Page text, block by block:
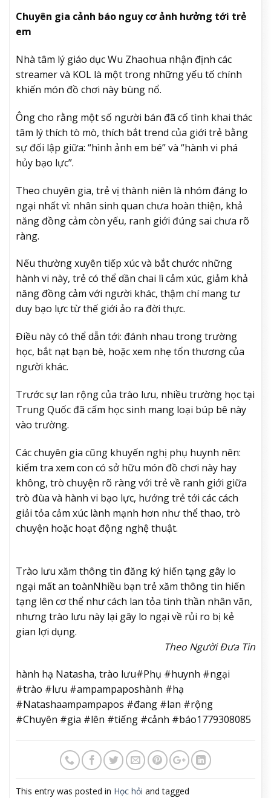
Chuyên gia cảnh báo nguy cơ ảnh hưởng tới trẻ
em
Nhà tâm lý giáo dục Wu Zhaohua nhận định các
streamer và KOL là một trong những yếu tố chính
khiến món đồ chơi này bùng nổ.
Ông cho rằng một số người bán đã cố tình khai thác
tâm lý thích tò mò, thích bắt trend của giới trẻ bằng
sự đối lập giữa: “hình ảnh em bé” và “hành vi phá
hủy bạo lực”.
Theo chuyên gia, trẻ vị thành niên là nhóm đáng lo
ngại nhất vì: nhân sinh quan chưa hoàn thiện, khả
năng đồng cảm còn yếu, ranh giới đúng sai chưa rõ
ràng.
Nếu thường xuyên tiếp xúc và bắt chước những
hành vi này, trẻ có thể dần chai lì cảm xúc, giảm khả
năng đồng cảm với người khác, thậm chí mang tư
duy bạo lực từ thế giới ảo ra đời thực.
Điều này có thể dẫn tới: đánh nhau trong trường
học, bắt nạt bạn bè, hoặc xem nhẹ tổn thương của
người khác.
Trước sự lan rộng của trào lưu, nhiều trường học tại
Trung Quốc đã cấm học sinh mang loại búp bê này
vào trường.
Các chuyên gia cũng khuyến nghị phụ huynh nên:
kiểm tra xem con có sở hữu món đồ chơi này hay
không, trò chuyện rõ ràng với trẻ về ranh giới giữa
trò đùa và hành vi bạo lực, hướng trẻ tới các cách
giải tỏa cảm xúc lành mạnh hơn như thể thao, trò
chuyện hoặc hoạt động nghệ thuật.
Trào lưu xăm thông tin đăng ký hiến tạng gây lo
ngại mất an toànNhiều bạn trẻ xăm thông tin hiến
tạng lên cơ thể như cách lan tỏa tinh thần nhân văn,
nhưng trào lưu này lại gây lo ngại về rủi ro bị kẻ
gian lợi dụng.
Theo Người Đưa Tin
hành hạ Natasha, trào lưu#Phụ #huynh #ngại
#trào #lưu #ampampaposhành #hạ
#Natashaampampapos #đang #lan #rộng
#Chuyên #gia #lên #tiếng #cảnh #báo1779308085
This entry was posted in Học hỏi and tagged